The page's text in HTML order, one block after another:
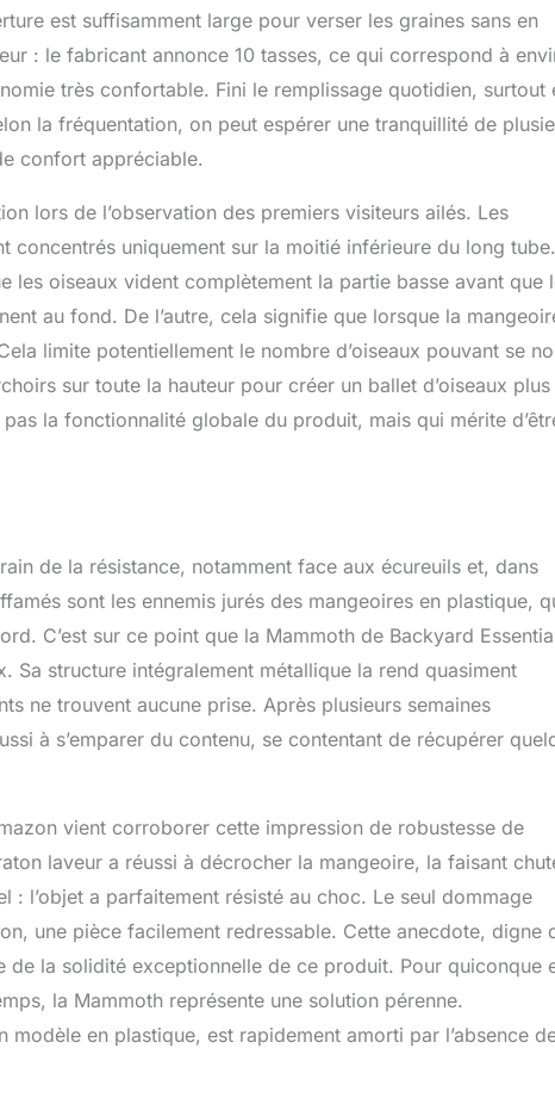
est suffisamment large pour verser les graines sans en
: le fabricant annonce 10 tasses, ce qui correspond à
très confortable. Fini le remplissage quotidien, surtout
la fréquentation, on peut espérer une tranquillité de
confort appréciable.
lors de l’observation des premiers visiteurs ailés. Les
uniquement sur la moitié inférieure du long
les oiseaux vident complètement la partie basse avant que
au fond. De l’autre, cela signifie que lorsque la
limite potentiellement le nombre d’oiseaux pouvant se
sur toute la hauteur pour créer un ballet d’oiseaux plus
la fonctionnalité globale du produit, mais qui mérite
de la résistance, notamment face aux écureuils et, dans
sont les ennemis jurés des mangeoires en plastique,
C’est sur ce point que la Mammoth de Backyard
Sa structure intégralement métallique la rend quasiment
ne trouvent aucune prise. Après plusieurs semaines
à s’emparer du contenu, se contentant de récupérer
vient corroborer cette impression de robustesse de
laveur a réussi à décrocher la mangeoire, la faisant
: l’objet a parfaitement résisté au choc. Le seul dommage
une pièce facilement redressable. Cette anecdote, digne
la solidité exceptionnelle de ce produit. Pour quiconque
la Mammoth représente une solution pérenne.
modèle en plastique, est rapidement amorti par l’absence